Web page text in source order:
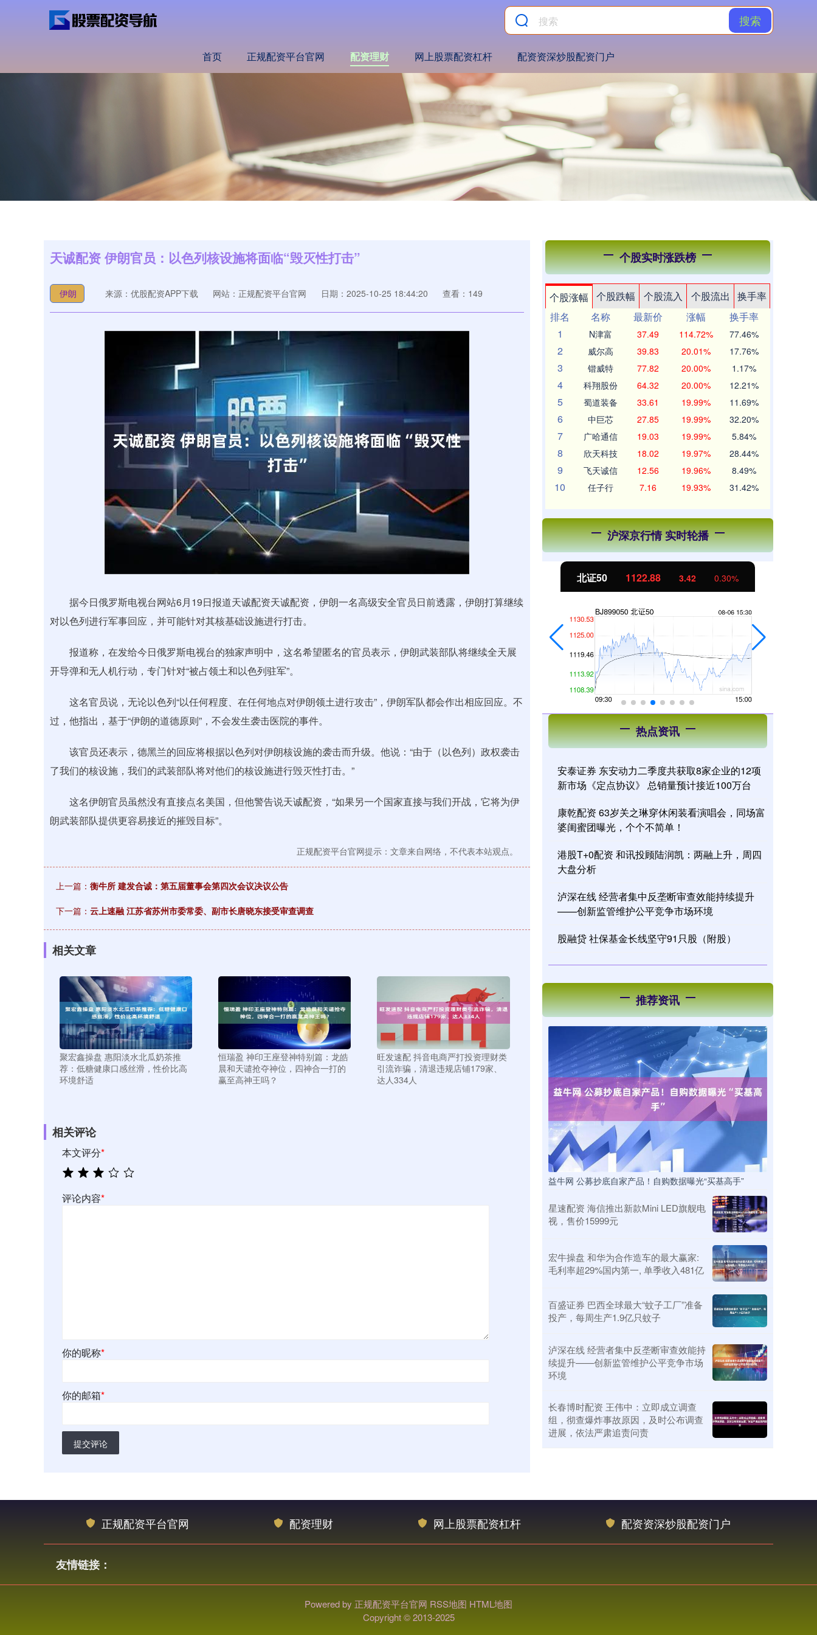
搜索
首页 正规配资平台官网 配资理财 网上股票配资杠杆 配资资深炒股配资门户
天诚配资 伊朗官员：以色列核设施将面临“毁灭性打击”
伊朗 来源：优股配资APP下载 网站：正规配资平台官网 日期：2025-10-25 18:44:20 查看：149
据今日俄罗斯电视台网站6月19日报道天诚配资天诚配资，伊朗一名高级安全官员日前透露，伊朗打算继续
对以色列进行军事回应，并可能针对其核基础设施进行打击。
报道称，在发给今日俄罗斯电视台的独家声明中，这名希望匿名的官员表示，伊朗武装部队将继续全天展
开导弹和无人机行动，专门针对“被占领土和以色列驻军”。
这名官员说，无论以色列“以任何程度、在任何地点对伊朗领土进行攻击”，伊朗军队都会作出相应回应。不
过，他指出，基于“伊朗的道德原则”，不会发生袭击医院的事件。
该官员还表示，德黑兰的回应将根据以色列对伊朗核设施的袭击而升级。他说：“由于（以色列）政权袭击
了我们的核设施，我们的武装部队将对他们的核设施进行毁灭性打击。”
这名伊朗官员虽然没有直接点名美国，但他警告说天诚配资，“如果另一个国家直接与我们开战，它将为伊
朗武装部队提供更容易接近的摧毁目标”。
正规配资平台官网提示：文章来自网络，不代表本站观点。
上一篇： 衡牛所 建发合诚：第五届董事会第四次会议决议公告
下一篇： 云上速融 江苏省苏州市委常委、副市长唐晓东接受审查调查
相关文章
聚宏鑫操盘 惠阳淡水北瓜奶茶推
荐：低糖健康口感丝滑，性价比高
环境舒适
恒瑞盈 神印王座登神特别篇：龙皓
晨和天谴抢夺神位，四神合一打的
赢至高神王吗？
旺发速配 抖音电商严打投资理财类
引流诈骗，清退违规店铺179家、
达人334人
相关评论
本文评分*
评论内容*
你的昵称*
你的邮箱*
提交评论
个股实时涨跌榜
个股涨幅 个股跌幅 个股流入 个股流出
换手率
排名
名称 最新价 涨幅
换手率
1
N津富 37.49 114.72% 77.46%
2 威尔高 39.83 20.01% 17.76%
3 锴威特 77.82 20.00% 1.17%
4 科翔股份 64.32 20.00% 12.21%
5 蜀道装备 33.61 19.99% 11.69%
6 中巨芯 27.85 19.99% 32.20%
7 广哈通信 19.03 19.99% 5.84%
8 欣天科技 18.02 19.97% 28.44%
9 飞天诚信 12.56 19.96% 8.49%
10 任子行 7.16 19.93% 31.42%
沪深京行情 实时轮播
深证成指 14110.12 -34.08 -0.24% 沪深300 4651.31 -6.85 北证50 1122.88 3.42 0.30%
热点资讯
安泰证券 东安动力二季度共获取8家企业的12项
新市场《定点协议》 总销量预计接近100万台
康乾配资 63岁关之琳穿休闲装看演唱会，同场富
婆闺蜜团曝光，个个不简单！
港股T+0配资 和讯投顾陆润凯：两融上升，周四
大盘分析
泸深在线 经营者集中反垄断审查效能持续提升
——创新监管维护公平竞争市场环境
股融贷 社保基金长线坚守91只股（附股）
推荐资讯
益牛网 公募抄底自家产品！自购数据曝光“买基高手”
星速配资 海信推出新款Mini LED旗舰电
视，售价15999元
宏牛操盘 和华为合作造车的最大赢家:
毛利率超29%国内第一, 单季收入481亿
百盛证券 巴西全球最大“蚊子工厂”准备
投产，每周生产1.9亿只蚊子
泸深在线 经营者集中反垄断审查效能持
续提升——创新监管维护公平竞争市场
环境
长春博时配资 王伟中：立即成立调查
组，彻查爆炸事故原因，及时公布调查
进展，依法严肃追责问责
正规配资平台官网 配资理财 网上股票配资杠杆 配资资深炒股配资门户
友情链接：
Powered by 正规配资平台官网 RSS地图 HTML地图
Copyright© 2013-2025